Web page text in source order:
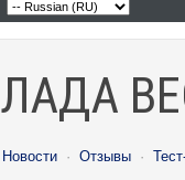
ЛАДА
Новости · Отзывы ·